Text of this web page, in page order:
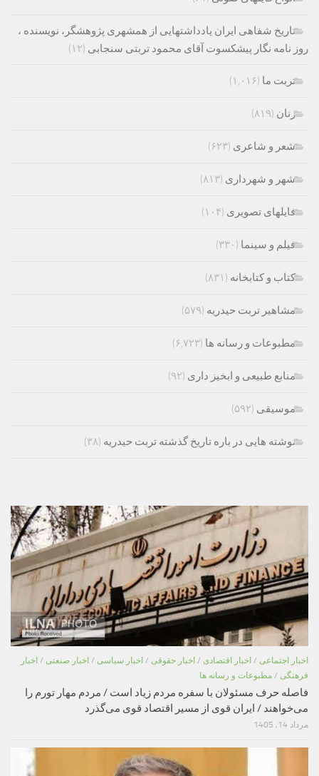
تاریخ شفاهی ایران یادداشتهایی از همشهری پژوهشگر، نویسنده ،
روز نامه نگار پیشکسوت آقای محمود تربتی سنجابی (۱۲)
تربت ما (۱,۰۱۶)
زنان (۸۱۹)
شعر و شاعری (۶۲۳)
شهر و شهرداری (۸۱۳)
فایلهای تصویری (۱۰۴)
فیلم و سینما (۳۳۰)
کتاب و کتابخانه (۸۳۱)
مشاهیر تربت حیدریه (۵۷۹)
مطبوعات و رسانه ها (۶,۷۲۳)
منابع طبیعی و ابخیز داری (۹۲)
موسیقی (۵۹۲)
نوشته هایی در باره تاریخ گذشته تربت حیدریه (۳۸)
اخبار اجتماعی / اخبار اقتصادی / اخبار حقوقی / اخبار سیاسی / اخبار صنعتی / اخبار
فرهنگی / مطبوعات و رسانه ها
فاصله حرف مسئولان با سفره مردم زیاد است / مردم مهار تورم را
می‌خواهند / ایران قوی از مسیر اقتصاد قوی می‌گذرد
مرداد 14, 1405